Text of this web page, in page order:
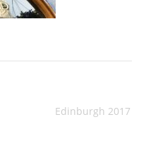
Edinburgh 2017